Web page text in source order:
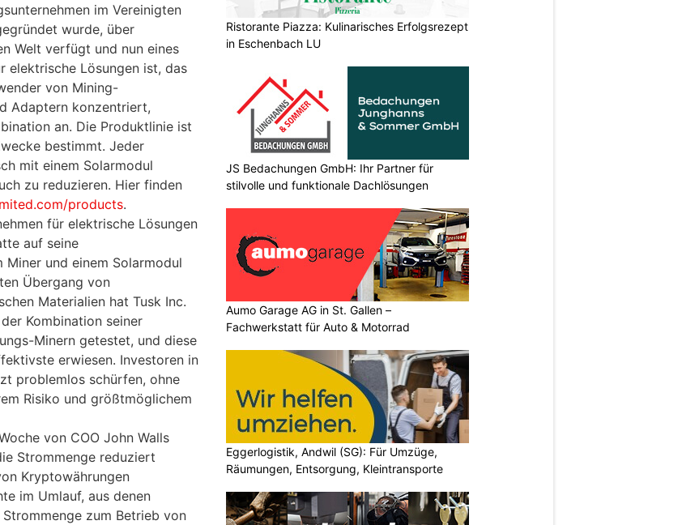
im Vereinigten
wurde, über
Welt verfügt und nun eines
elektrische Lösungen ist, das
von Mining-
Adaptern konzentriert,
an. Die Produktlinie ist
bestimmt. Jeder
mit einem Solarmodul
zu reduzieren. Hier finden
products.
für elektrische Lösungen
auf seine
und einem Solarmodul
Übergang von
Materialien hat Tusk Inc.
Kombination seiner
Minern getestet, und diese
erwiesen. Investoren in
problemlos schürfen, ohne
Risiko und größtmöglichem
von COO John Walls
Strommenge reduziert
Kryptowährungen
im Umlauf, aus denen
zum Betrieb von
Ristorante Piazza: Kulinarisches Erfolgsrezept
in Eschenbach LU
JS Bedachungen GmbH: Ihr Partner für
stilvolle und funktionale Dachlösungen
Aumo Garage AG in St. Gallen –
Fachwerkstatt für Auto & Motorrad
Eggerlogistik, Andwil (SG): Für Umzüge,
Räumungen, Entsorgung, Kleintransporte